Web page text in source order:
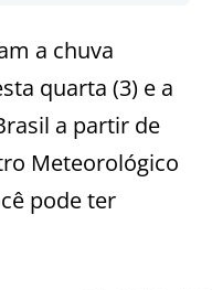
a chuva
quarta (3) e a
a partir de
Meteorológico
pode ter